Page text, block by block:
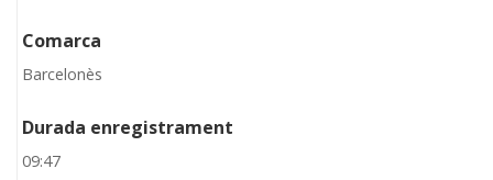
Comarca
Barcelonès
Durada enregistrament
09:47